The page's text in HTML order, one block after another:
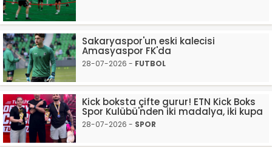
Sakaryaspor'un eski kalecisi
Amasyaspor FK'da
28-07-2026 - FUTBOL
Kick boksta çifte gurur! ETN Kick Boks
Spor Kulübü'nden iki madalya, iki kupa
28-07-2026 - SPOR